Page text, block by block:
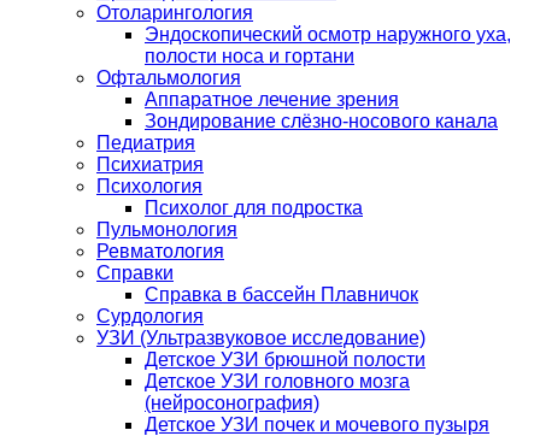
Отоларингология
Эндоскопический осмотр наружного уха,
полости носа и гортани
Офтальмология
Аппаратное лечение зрения
Зондирование слёзно-носового канала
Педиатрия
Психиатрия
Психология
Психолог для подростка
Пульмонология
Ревматология
Справки
Справка в бассейн Плавничок
Сурдология
УЗИ (Ультразвуковое исследование)
Детское УЗИ брюшной полости
Детское УЗИ головного мозга
(нейросонография)
Детское УЗИ почек и мочевого пузыря